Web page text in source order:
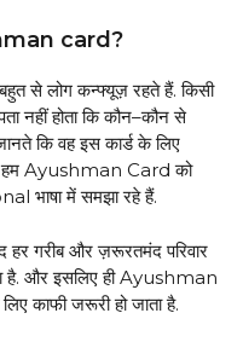
card?
से लोग कन्फ्यूज़ रहते हैं. किसी
नहीं होता कि कौन–कौन से
कि वह इस कार्ड के लिए
हम Ayushman Card को
भाषा में समझा रहे हैं.
गरीब और ज़रूरतमंद परिवार
और इसलिए ही Ayushman
काफी जरूरी हो जाता है.